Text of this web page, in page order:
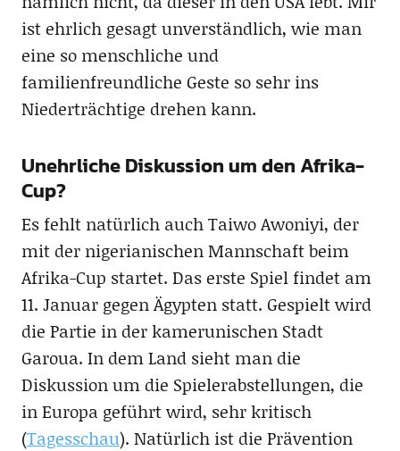
ist ehrlich gesagt unverständlich, wie man
eine so menschliche und
familienfreundliche Geste so sehr ins
Niederträchtige drehen kann.
Unehrliche Diskussion um den Afrika-
Cup?
Es fehlt natürlich auch Taiwo Awoniyi, der
mit der nigerianischen Mannschaft beim
Afrika-Cup startet. Das erste Spiel findet am
11. Januar gegen Ägypten statt. Gespielt wird
die Partie in der kamerunischen Stadt
Garoua. In dem Land sieht man die
Diskussion um die Spielerabstellungen, die
in Europa geführt wird, sehr kritisch
(Tagesschau). Natürlich ist die Prävention